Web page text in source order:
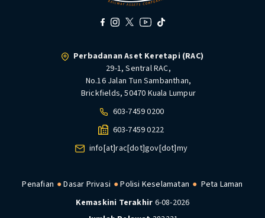
Perbadanan Aset Keretapi (RAC)
29-1, Sentral RAC,
No.16 Jalan Tun Sambanthan,
Brickfields, 50470 Kuala Lumpur
603-7459 0200
603-7459 0222
info[at]rac[dot]gov[dot]my
Penafian Dasar Privasi Polisi Keselamatan
Peta Laman
Kemaskini Terakhir 6-08-2026